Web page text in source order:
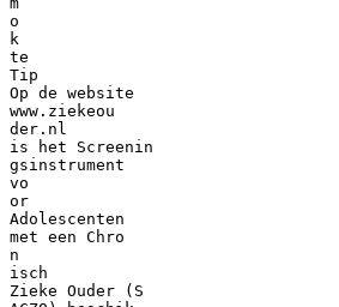
o
k
te
Tip
Op de website
www.ziekeou
der.nl
is het Screenin
gsinstrument
vo
or
Adolescenten
met een Chro
n
isch
Zieke Ouder (S